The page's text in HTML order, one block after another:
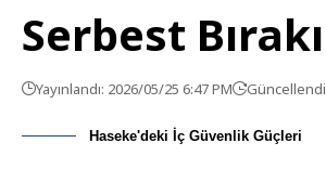
Serbest
Yayınlandı: 2026/05/25 6:47 PM
Haseke'deki İç Güvenlik Güçleri